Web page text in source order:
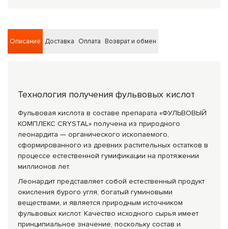
Описание Доставка Оплата Возврат и обмен
Технология получения фульвовых кислот
Фульвовая кислота в составе препарата «ФУЛЬВОВЫЙ
КОМПЛЕКС CRYSTAL» получена из природного
леонардита — органического ископаемого,
сформированного из древних растительных остатков в
процессе естественной гумификации на протяжении
миллионов лет.
Леонардит представляет собой естественный продукт
окисления бурого угля, богатый гуминовыми
веществами, и является природным источником
фульвовых кислот. Качество исходного сырья имеет
принципиальное значение, поскольку состав и